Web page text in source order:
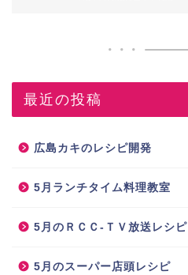
最近の投稿
広島カキのレシピ開発
5月ランチタイム料理教室
5月のＲＣＣ-ＴＶ放送レシピ
5月のスーパー店頭レシピ